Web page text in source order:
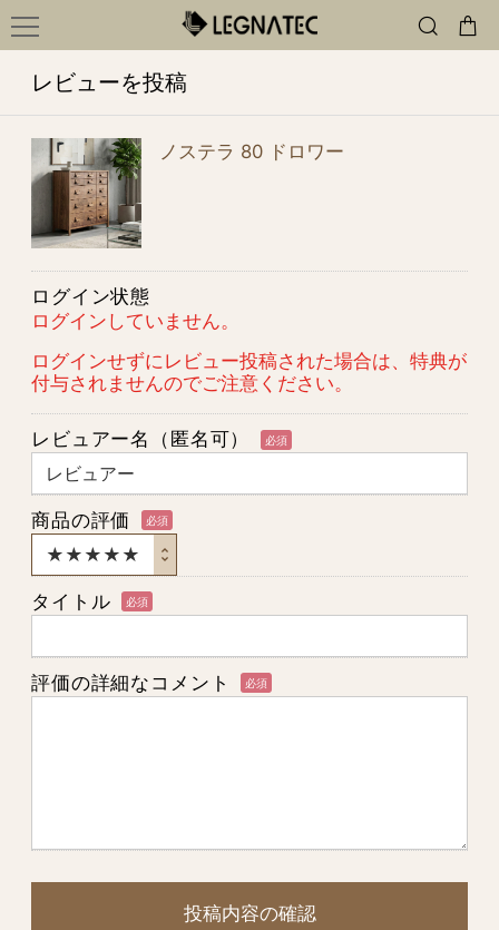
レビューを投稿
ノステラ 80 ドロワー
ログイン状態
ログインしていません。
ログインせずにレビュー投稿された場合は、特典が
付与されませんのでご注意ください。
レビュアー名（匿名可） 必須
商品の評価 必須
タイトル 必須
評価の詳細なコメント 必須
投稿内容の確認